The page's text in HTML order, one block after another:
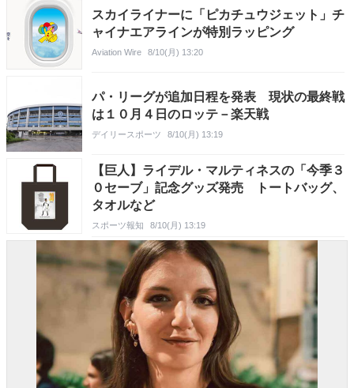
スカイライナーに「ピカチュウジェット」チ
ャイナエアラインが特別ラッピング
Aviation Wire 8/10(月) 13:20
パ・リーグが追加日程を発表 現状の最終戦
は１０月４日のロッテ－楽天戦
デイリースポーツ 8/10(月) 13:19
【巨人】ライデル・マルティネスの「今季３
０セーブ」記念グッズ発売 トートバッグ、
タオルなど
スポーツ報知 8/10(月) 13:19